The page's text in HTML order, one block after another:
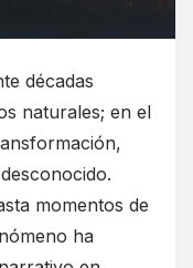
décadas
naturales; en el
momentos de
ha